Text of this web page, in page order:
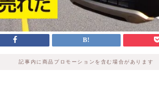
記事内に商品プロモーションを含む場合があります